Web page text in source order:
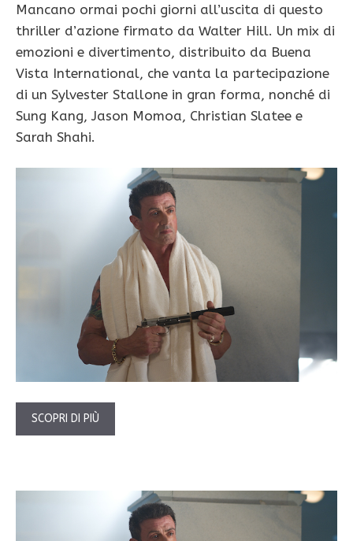
Mancano ormai pochi giorni all’uscita di questo
thriller d’azione firmato da Walter Hill. Un mix di
emozioni e divertimento, distribuito da Buena
Vista International, che vanta la partecipazione
di un Sylvester Stallone in gran forma, nonché di
Sung Kang, Jason Momoa, Christian Slatee e
Sarah Shahi.
SCOPRI DI PIÙ